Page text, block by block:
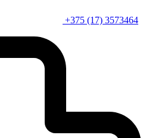
+375 (17) 3573464